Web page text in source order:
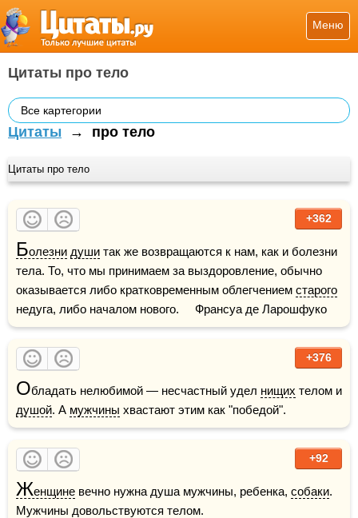
Меню
Цитаты про тело
Все картегории
Цитаты → про тело
Цитаты про тело
+362
Болезни души так же возвращаются к нам, как и болезни
тела. То, что мы принимаем за выздоровление, обычно
оказывается либо кратковременным облегчением старого
недуга, либо началом нового.     Франсуа де Ларошфуко
+376
Обладать нелюбимой — несчастный удел нищих
душой. А мужчины хвастают этим как "победой".
+92
Женщине вечно нужна душа мужчины, ребенка, собаки.
Мужчины довольствуются телом.